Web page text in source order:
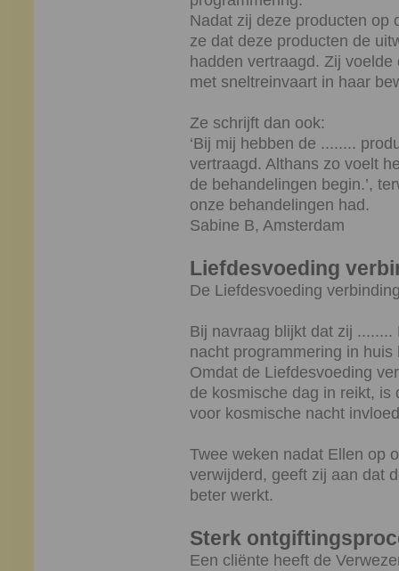
Nadat zij deze producten op
ze dat deze producten de
hadden vertraagd. Zij
met sneltreinvaart in haar
Ze schrijft dan ook:
‘Bij mij hebben de ........
vertraagd. Althans zo voelt
de behandelingen begin.’,
onze behandelingen had.
Sabine B, Amsterdam
Liefdesvoeding
De Liefdesvoeding
Bij navraag blijkt dat zij
nacht programmering in huis
Omdat de Liefdesvoeding
de kosmische dag in reikt, is
voor kosmische nacht
Twee weken nadat Ellen op
verwijderd, geeft zij aan dat
beter werkt.
Sterk
Een cliënte heeft de